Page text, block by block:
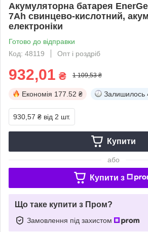
Акумуляторна батарея
7Ah свинцево-кислотний,
електроніки
Готово до відправки
Код: 48119
Опт і роздріб
932,01 ₴ 1 109,53 ₴
Економія 177.52 ₴ Залишилось
930,57 ₴ від 2 шт.
Купити
або
Купити з
Що таке купити з Пром?
Замовлення під захистом